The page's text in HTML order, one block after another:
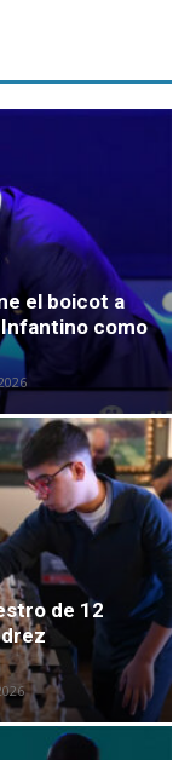
el boicot a
como
de 12